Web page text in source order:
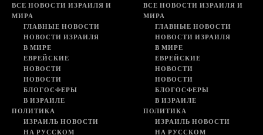
ВСЕ НОВОСТИ ИЗРАИЛЯ И
МИРА
ГЛАВНЫЕ НОВОСТИ
НОВОСТИ ИЗРАИЛЯ
В МИРЕ
ЕВРЕЙСКИЕ
НОВОСТИ
НОВОСТИ
БЛОГОСФЕРЫ
В ИЗРАИЛЕ
ПОЛИТИКА
ИЗРАИЛЬ НОВОСТИ
НА РУССКОМ
ВСЕ НОВОСТИ ИЗРАИЛЯ И
МИРА
ГЛАВНЫЕ НОВОСТИ
НОВОСТИ ИЗРАИЛЯ
В МИРЕ
ЕВРЕЙСКИЕ
НОВОСТИ
НОВОСТИ
БЛОГОСФЕРЫ
В ИЗРАИЛЕ
ПОЛИТИКА
ИЗРАИЛЬ НОВОСТИ
НА РУССКОМ